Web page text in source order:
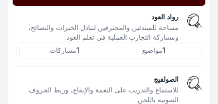
رواد العود
مساحة للمبتدئين والمحترفين لتبادل الخبرات والنصائح،
ومشاركة التجارب العملية في تعلم العود.
1مواضيع 1مشاركات
الصولفيج
للاستماع والتدريب على النغمة والإيقاع، وربط الحروف
الصوتية باللحن